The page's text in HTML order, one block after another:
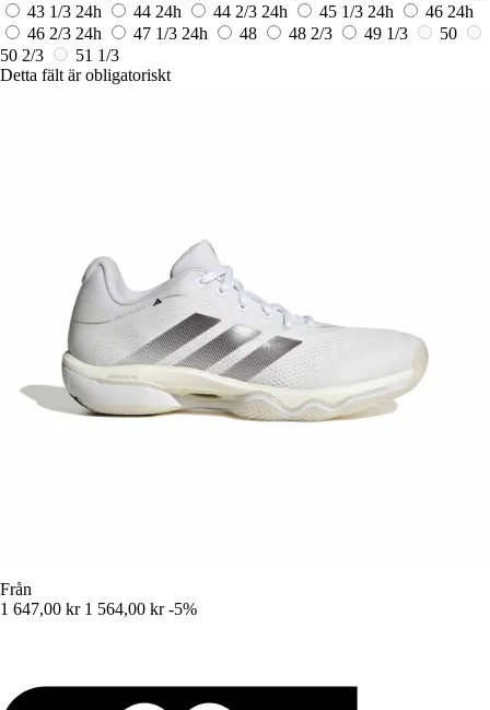
43 1/3 24h 44 24h 44 2/3 24h 45 1/3 24h 46 24h
46 2/3 24h 47 1/3 24h 48 48 2/3 49 1/3
50
50 2/3
51 1/3
Detta fält är obligatoriskt
Från
1 647,00 kr 1 564,00 kr -5%